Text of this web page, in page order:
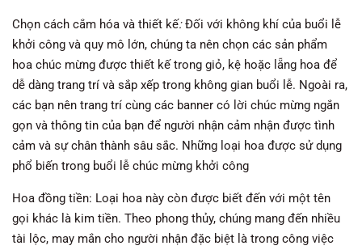
Chọn cách cắm hóa và thiết kế:Đối với không khí của buổi lễ
khởi công và quy mô lớn, chúng ta nên chọn các sản phẩm
hoa chúc mừng được thiết kế trong giỏ, kệ hoặc lẵng hoa để
dễ dàng trang trí và sắp xếp trong không gian buổi lễ. Ngoài ra,
các bạn nên trang trí cùng các banner có lời chúc mừng ngắn
gọn và thông tin của bạn để người nhận cảm nhận được tình
cảm và sự chân thành sâu sắc. Những loại hoa được sử dụng
phổ biến trong buổi lễ chúc mừng khởi công
Hoa đồng tiền: Loại hoa này còn được biết đến với một tên
gọi khác là kim tiền. Theo phong thủy, chúng mang đến nhiều
tài lộc, may mắn cho người nhận đặc biệt là trong công việc